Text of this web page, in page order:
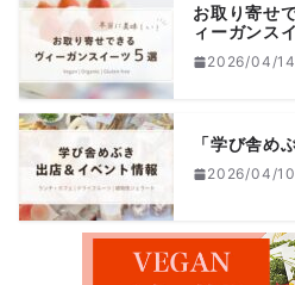
お取り寄せ
ィーガンス
2026/04/14
「学び舎め
2026/04/10